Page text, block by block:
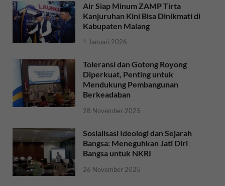
Air Siap Minum ZAMP Tirta
Kanjuruhan Kini Bisa Dinikmati di
Kabupaten Malang
1 Januari 2026
Toleransi dan Gotong Royong
Diperkuat, Penting untuk
Mendukung Pembangunan
Berkeadaban
28 November 2025
Sosialisasi Ideologi dan Sejarah
Bangsa: Meneguhkan Jati Diri
Bangsa untuk NKRI
26 November 2025